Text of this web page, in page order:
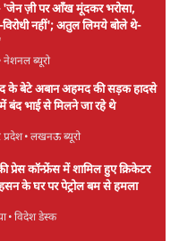
'जेन ज़ी पर आँख मूंदकर भरोसा,
नहीं'; अतुल लिमये बोले थे-
नेशनल ब्यूरो
के बेटे अबान अहमद की सड़क हादसे
बंद भाई से मिलने जा रहे थे
प्रदेश• लखनऊ ब्यूरो
प्रेस कॉन्फ्रेंस में शामिल हुए क्रिकेटर
के घर पर पेट्रोल बम से हमला
• विदेश डेस्क